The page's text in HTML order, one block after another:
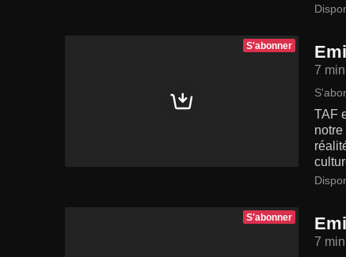
S'abonner
7 min
TAF
notre
S'abonner
7 min